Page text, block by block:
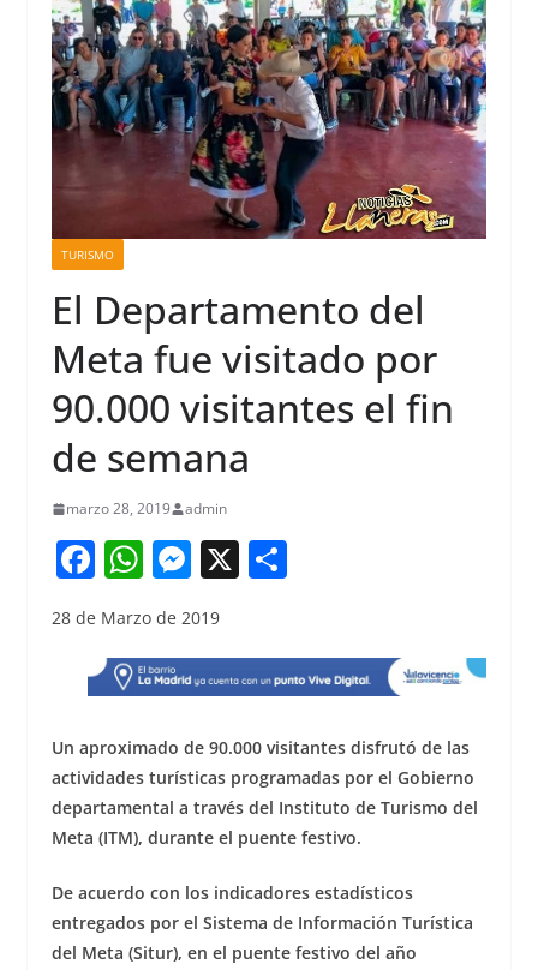
TURISMO
El Departamento del
Meta fue visitado por
90.000 visitantes el fin
de semana
marzo 28, 2019 admin
F
c
e
b
o
o
k
W
h
at
s
A
p
p
M
ss
e
n
g
er
X S
e
28 de Marzo de 2019
Un aproximado de 90.000 visitantes disfrutó de las
actividades turísticas programadas por el Gobierno
departamental a través del Instituto de Turismo del
Meta (ITM), durante el puente festivo.
De acuerdo con los indicadores estadísticos
entregados por el Sistema de Información Turística
del Meta (Situr), en el puente festivo del año